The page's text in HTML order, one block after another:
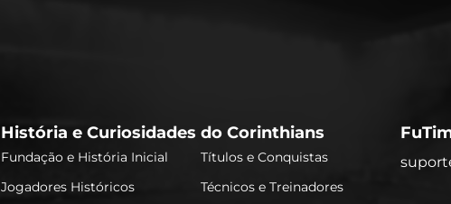
História e Curiosidades do Corinthians
Fundação e História Inicial
Títulos e Conquistas
Jogadores Históricos
Técnicos e Treinadores